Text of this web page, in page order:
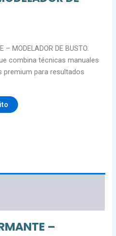
MODELADOR DE BUSTO.
combina técnicas manuales
para resultados
–